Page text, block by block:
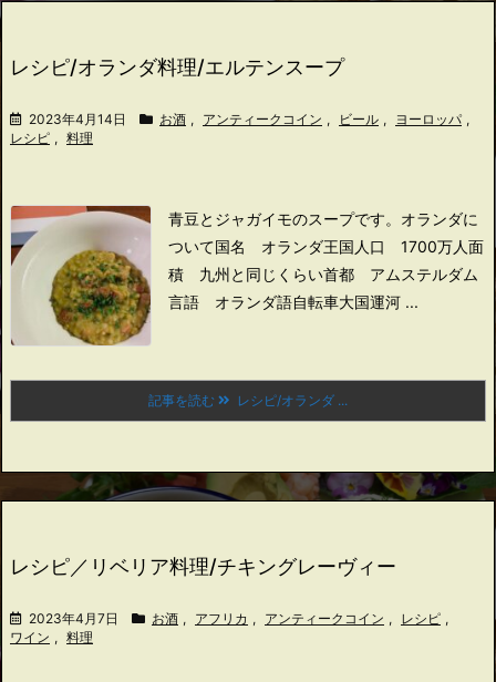
レシピ/オランダ料理/エルテンスープ
2023年4月14日 お酒 , アンティークコイン , ビール , ヨーロッパ ,
レシピ , 料理
青豆とジャガイモのスープです。 オランダに
ついて国名 オランダ王国 人口 1700万人面
積 九州と同じくらい首都 アムステルダム
言語 オランダ語自転車大国運河 ...
記事を読む レシピ/オランダ ...
レシピ／リベリア料理/チキングレーヴィー
2023年4月7日 お酒 , アフリカ , アンティークコイン , レシピ ,
ワイン , 料理